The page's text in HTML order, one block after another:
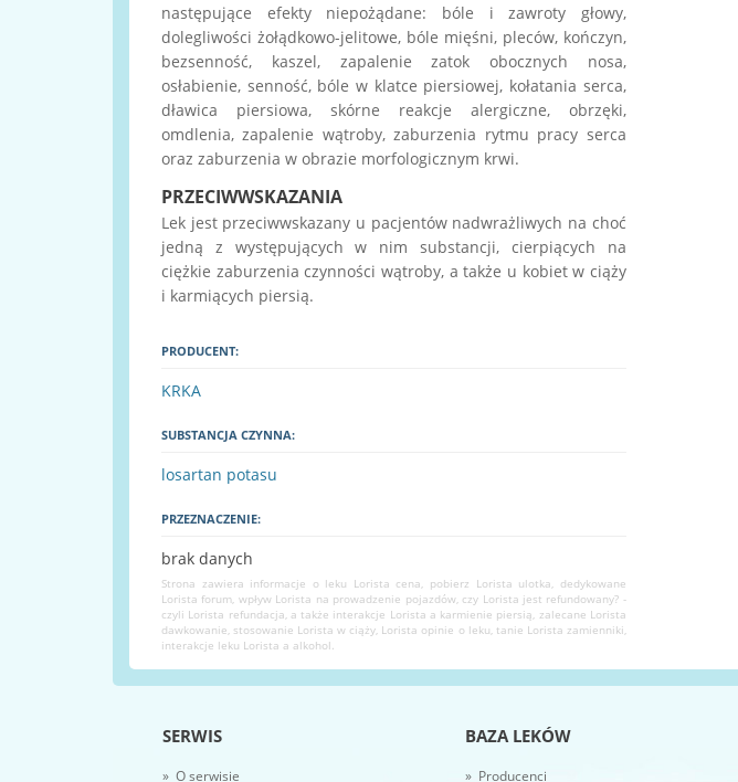
następujące efekty niepożądane: bóle i zawroty głowy,
dolegliwości żołądkowo-jelitowe, bóle mięśni, pleców, kończyn,
bezsenność, kaszel, zapalenie zatok obocznych nosa,
osłabienie, senność, bóle w klatce piersiowej, kołatania serca,
dławica piersiowa, skórne reakcje alergiczne, obrzęki,
omdlenia, zapalenie wątroby, zaburzenia rytmu pracy serca
oraz zaburzenia w obrazie morfologicznym krwi.
PRZECIWWSKAZANIA
Lek jest przeciwwskazany u pacjentów nadwrażliwych na choć
jedną z występujących w nim substancji, cierpiących na
ciężkie zaburzenia czynności wątroby, a także u kobiet w ciąży
i karmiących piersią.
PRODUCENT:
KRKA
SUBSTANCJA CZYNNA:
losartan potasu
PRZEZNACZENIE:
brak danych
Strona zawiera informacje o leku Lorista cena, pobierz Lorista ulotka, dedykowane
Lorista forum, wpływ Lorista na prowadzenie pojazdów, czy Lorista jest refundowany? -
czyli Lorista refundacja, a także interakcje Lorista a karmienie piersią, zalecane Lorista
dawkowanie, stosowanie Lorista w ciąży, Lorista opinie o leku, tanie Lorista zamienniki,
interakcje leku Lorista a alkohol.
SERWIS
» O serwisie
BAZA LEKÓW
» Producenci